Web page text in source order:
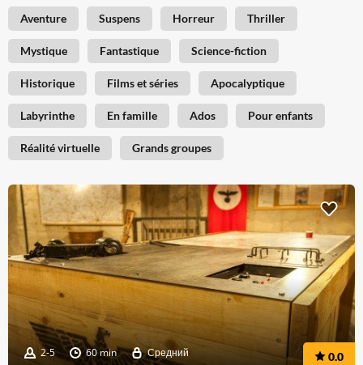
Aventure Suspens Horreur Thriller
Mystique Fantastique Science-fiction
Historique Films et séries Apocalyptique
Labyrinthe En famille Ados Pour enfants
Réalité virtuelle Grands groupes
2-5 60 min Средний 0.0